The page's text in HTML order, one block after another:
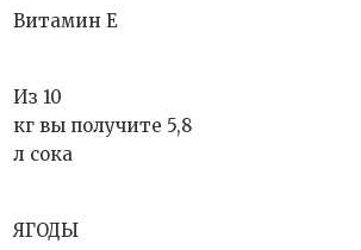
Витамин Е
Из 10
кг вы получите 5,8
л сока
ЯГОДЫ